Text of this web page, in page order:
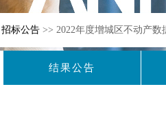
招标公告 >> 2022年度增城区不动产
结果公告